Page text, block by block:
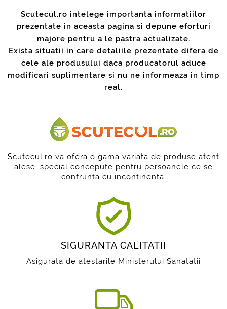
Scutecul.ro intelege importanta informatiilor
prezentate in aceasta pagina si depune eforturi
majore pentru a le pastra actualizate.
Exista situatii in care detaliile prezentate difera de
cele ale produsului daca producatorul aduce
modificari suplimentare si nu ne informeaza in timp
real.
Scutecul.ro va ofera o gama variata de produse atent
alese, special concepute pentru persoanele ce se
confrunta cu incontinenta.
SIGURANTA CALITATII
Asigurata de atestarile Ministerului Sanatatii